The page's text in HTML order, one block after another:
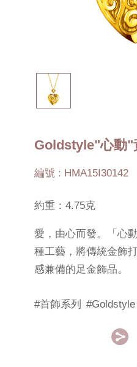
Goldstyle"心動"
編號 : HMA15I30142
約重：4.75克
愛，由心而發。「心
種工藝，將傳統金飾
感兼備的足金飾品。
#首飾系列 #Goldstyle
